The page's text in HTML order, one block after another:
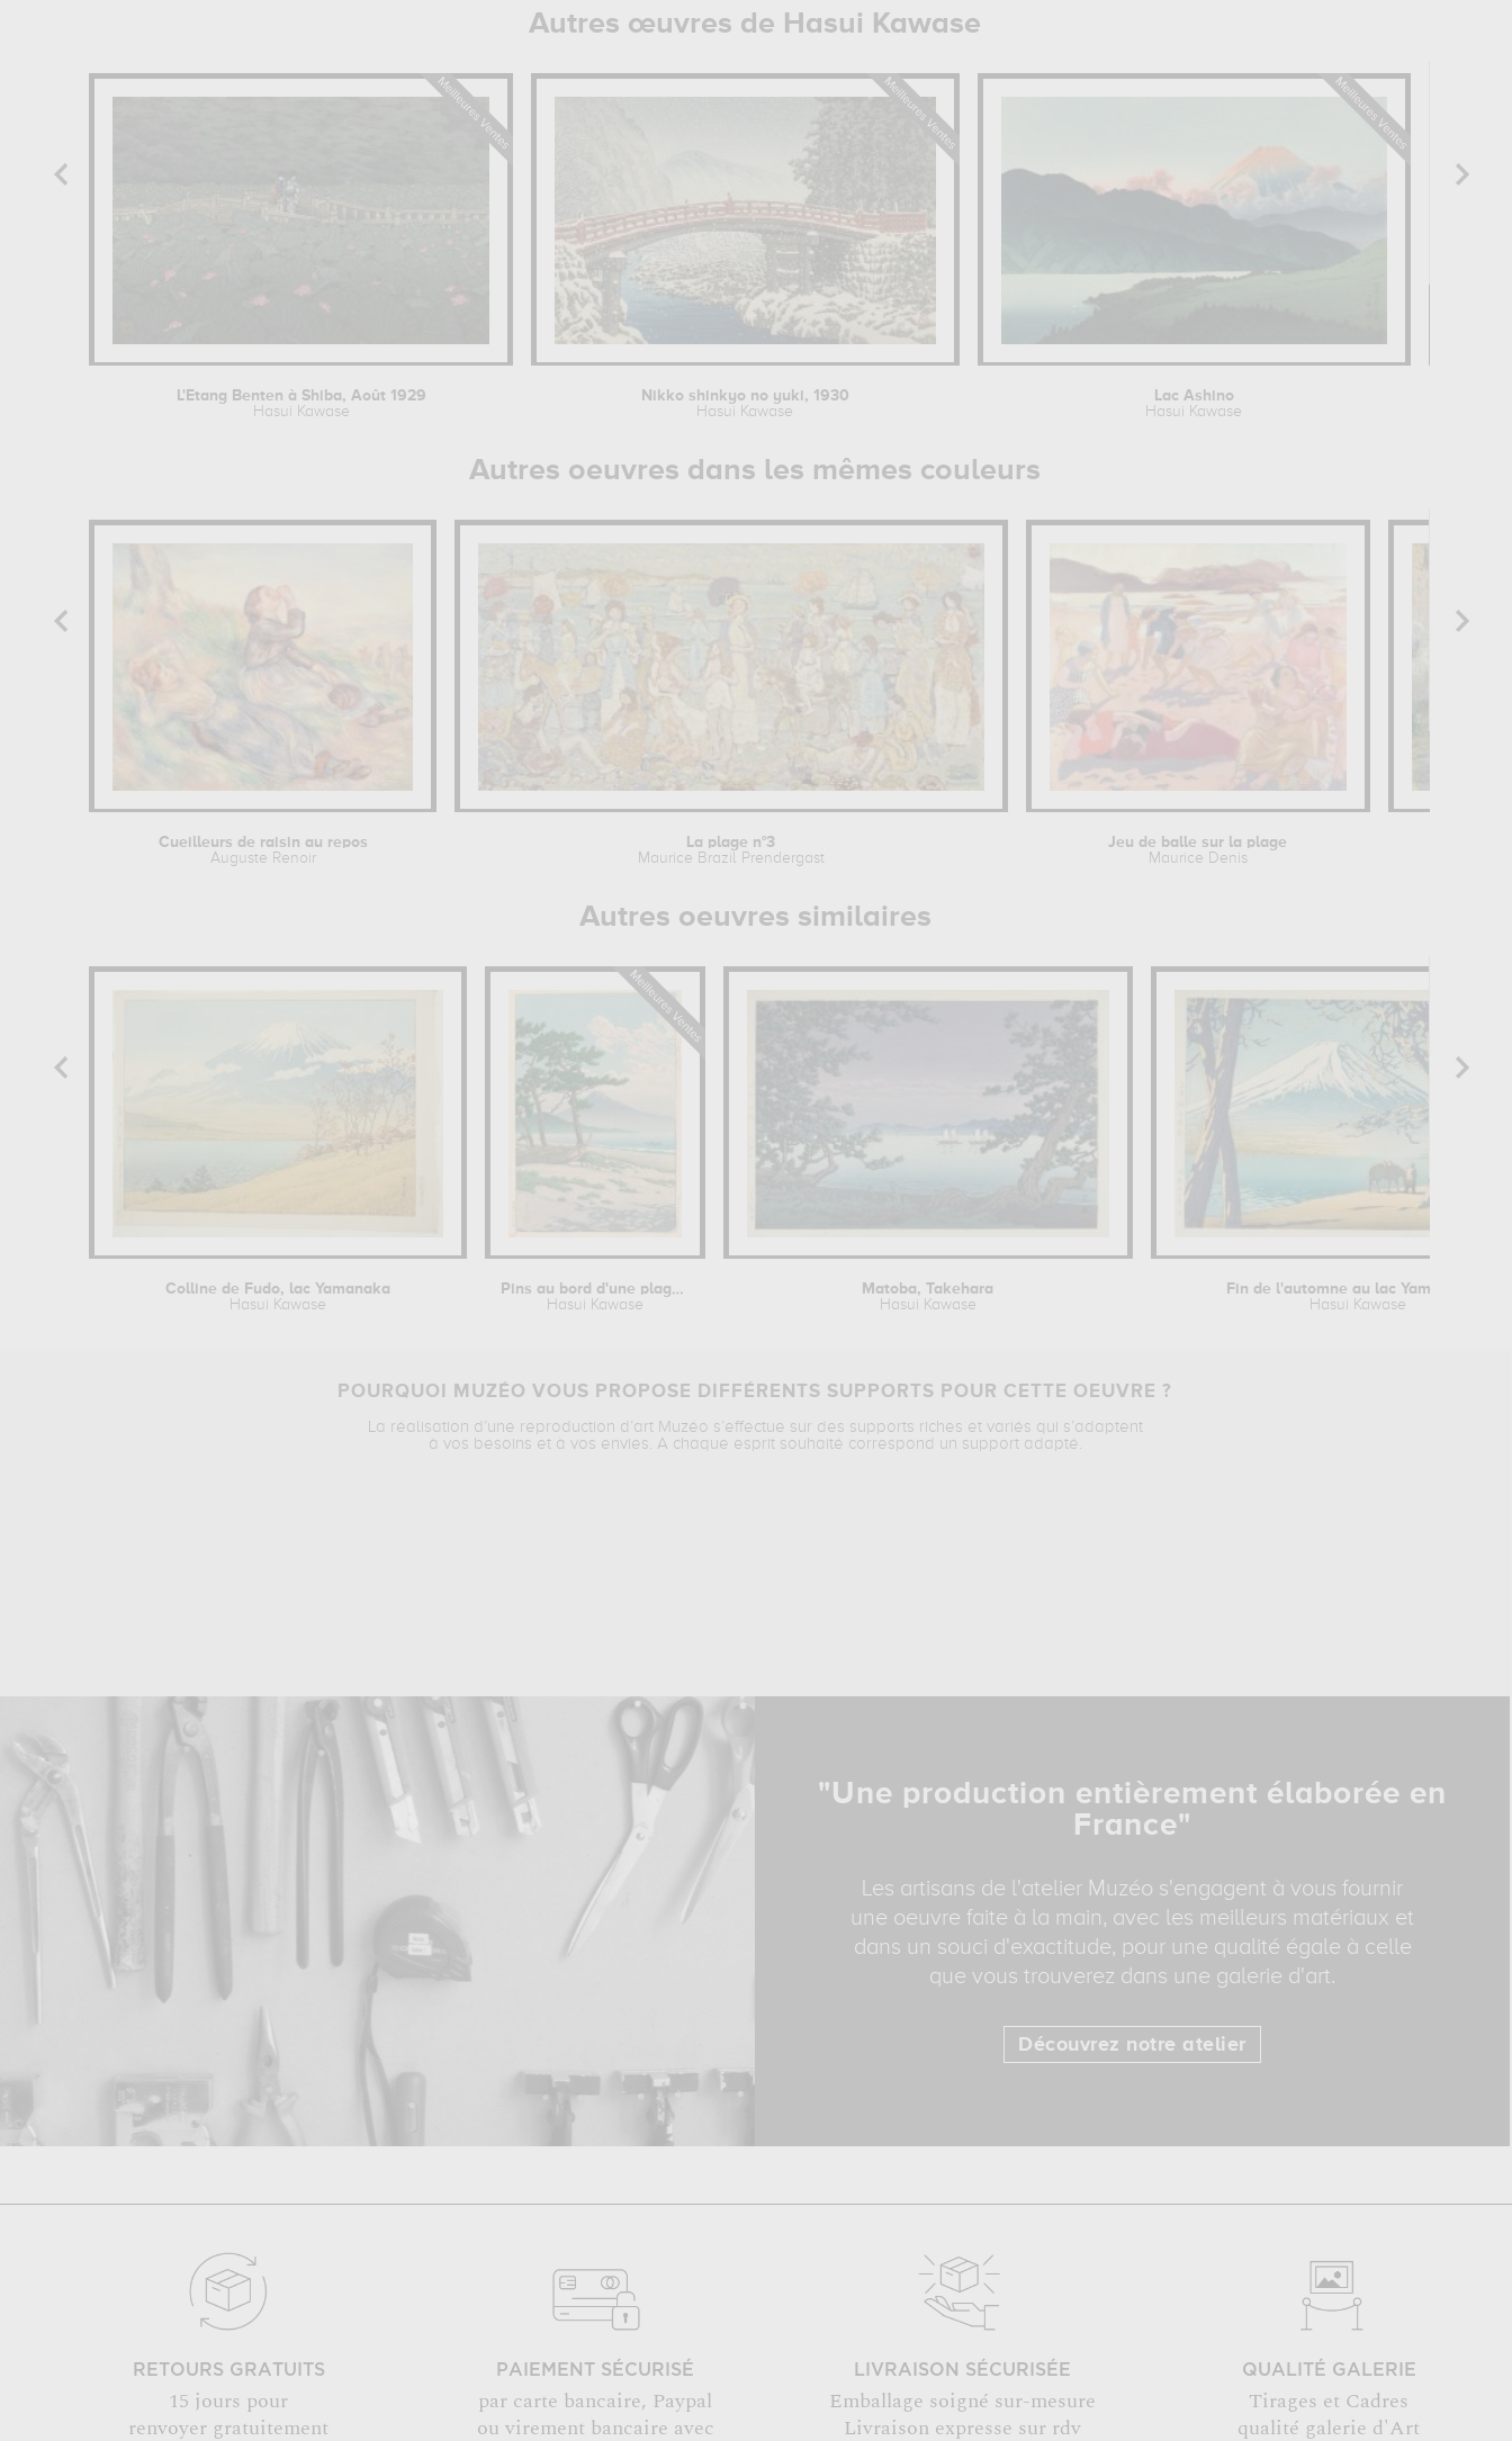
Autres œuvres de Hasui Kawase
L'Etang Benten à Shiba, Août 1929
Hasui Kawase
Nikko shinkyo no yuki, 1930
Hasui Kawase
Lac Ashino
Hasui Kawase
Autres oeuvres dans les mêmes couleurs
Cueilleurs de raisin au repos
Auguste Renoir
La plage n°3
Maurice Brazil Prendergast
Jeu de balle sur la plage
Maurice Denis
Autres oeuvres similaires
Colline de Fudo, lac Yamanaka
Hasui Kawase
Pins au bord d'une plage avec le Mont...
Hasui Kawase
Matoba, Takehara
Hasui Kawase
Fin de l'automne au lac Yamanaka...
Hasui Kawase
POURQUOI MUZÉO VOUS PROPOSE DIFFÉRENTS SUPPORTS POUR CETTE OEUVRE ?
La réalisation d’une reproduction d’art Muzéo s’effectue sur des supports riches et variés qui s’adaptent
à vos besoins et à vos envies. A chaque esprit souhaité correspond un support adapté.
"Une production entièrement élaborée en
France"
Les artisans de l'atelier Muzéo s'engagent à vous fournir
une oeuvre faite à la main, avec les meilleurs matériaux et
dans un souci d'exactitude, pour une qualité égale à celle
que vous trouverez dans une galerie d'art.
Découvrez notre atelier
RETOURS GRATUITS
15 jours pour
renvoyer gratuitement
PAIEMENT SÉCURISÉ
par carte bancaire, Paypal
ou virement bancaire avec
LIVRAISON SÉCURISÉE
Emballage soigné sur-mesure
Livraison expresse sur rdv
QUALITÉ GALERIE
Tirages et Cadres
qualité galerie d'Art